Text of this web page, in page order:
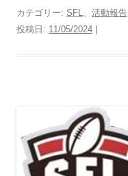
カテゴリー: SFL、 活動報告
投稿日: 11/05/2024